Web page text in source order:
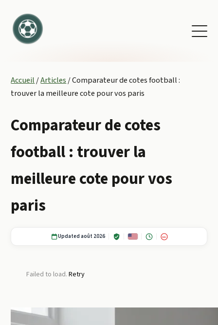
Accueil/Articles/Comparateur de cotes football :
trouver la meilleure cote pour vos paris
Comparateur de cotes
football : trouver la
meilleure cote pour vos
paris
Updated août 2026 18+
Failed to load.Retry